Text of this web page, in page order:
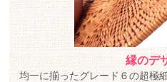
縁のデ
均一に揃ったグレード６の超極